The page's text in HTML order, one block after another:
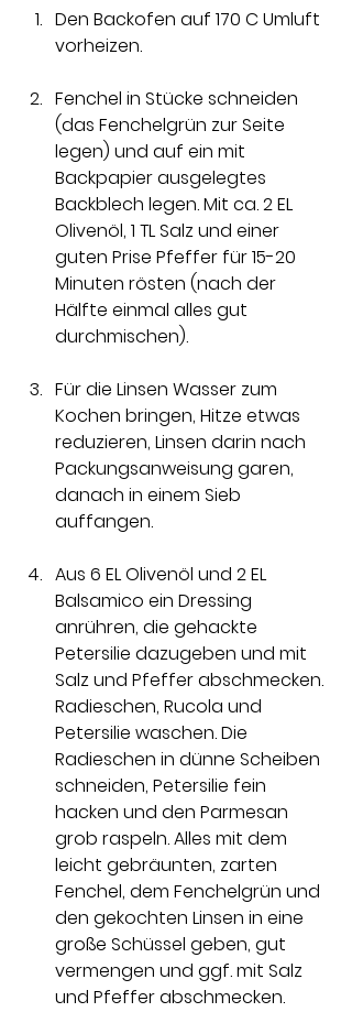
Den Backofen auf 170 C Umluft
vorheizen.
Fenchel in Stücke schneiden
(das Fenchelgrün zur Seite
legen) und auf ein mit
Backpapier ausgelegtes
Backblech legen. Mit ca. 2 EL
Olivenöl, 1 TL Salz und einer
guten Prise Pfeffer für 15-20
Minuten rösten (nach der
Hälfte einmal alles gut
durchmischen).
Für die Linsen Wasser zum
Kochen bringen, Hitze etwas
reduzieren, Linsen darin nach
Packungsanweisung garen,
danach in einem Sieb
auffangen.
Aus 6 EL Olivenöl und 2 EL
Balsamico ein Dressing
anrühren, die gehackte
Petersilie dazugeben und mit
Salz und Pfeffer abschmecken.
Radieschen, Rucola und
Petersilie waschen. Die
Radieschen in dünne Scheiben
schneiden, Petersilie fein
hacken und den Parmesan
grob raspeln. Alles mit dem
leicht gebräunten, zarten
Fenchel, dem Fenchelgrün und
den gekochten Linsen in eine
große Schüssel geben, gut
vermengen und ggf. mit Salz
und Pfeffer abschmecken.